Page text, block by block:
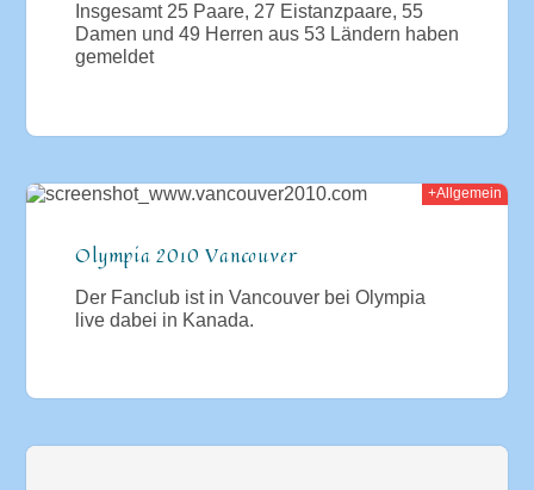
Insgesamt 25 Paare, 27 Eistanzpaare, 55
Damen und 49 Herren aus 53 Ländern haben
gemeldet
+Allgemein
Olympia 2010 Vancouver
Der Fanclub ist in Vancouver bei Olympia
live dabei in Kanada.